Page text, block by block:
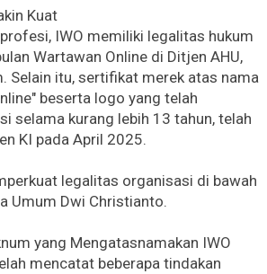
Kuat
IWO memiliki legalitas hukum
Wartawan Online di Ditjen AHU,
Selain itu, sertifikat merek atas nama
beserta logo yang telah
selama kurang lebih 13 tahun, telah
KI pada April 2025.
legalitas organisasi di bawah
Umum Dwi Christianto.
yang Mengatasnamakan IWO
mencatat beberapa tindakan